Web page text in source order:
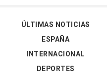
ÚLTIMAS NOTICIAS
ESPAÑA
INTERNACIONAL
DEPORTES